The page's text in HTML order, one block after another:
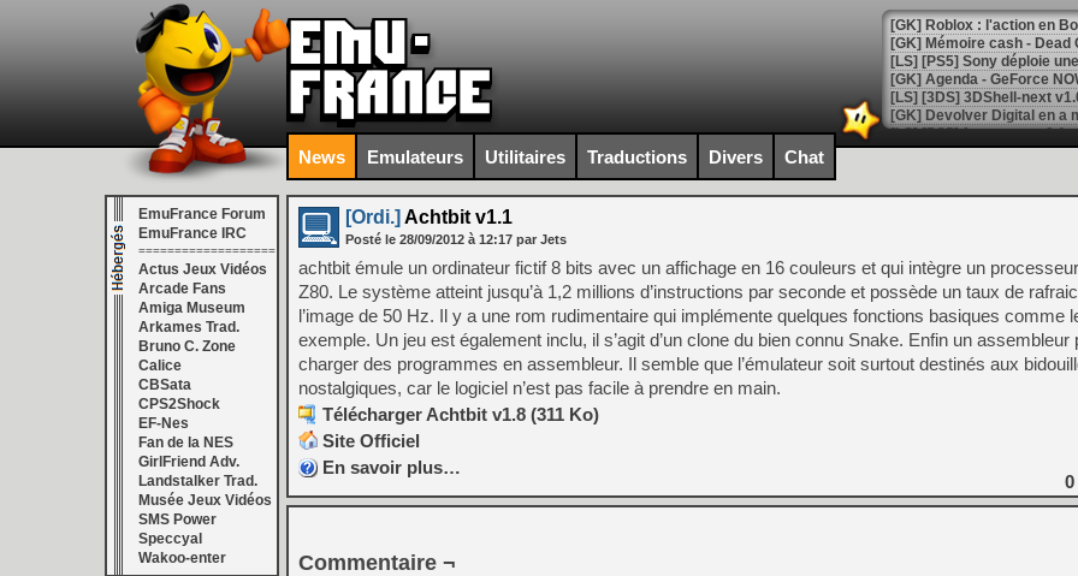
[GK] Roblox : l'action en
[GK] Agenda - GeForce
[GK] Devolver Digital en a
[LS] [PS5] ps5-y2jb-
[GK] Pourquoi Marvel
[GK] Test : Restory : Chill
[GK] GTA 6 : Rockstar
[GK] Hot Wheels Infinite
[GK] Mémoire cash -
[GK] Résultats Nintendo :
[GK] Déjà des
[Mo5] Brickboy cherche à
[GK] Minecraft et ses «
[GK] Beast of
[GK] Ubisoft : fin de partie
[GK] Mémoire cash -
[GK] Dan Houser (GTA)
[GK] Comment EA Sports
[GK] Crimson Moon : un
[GK] Isle of Reveries : le
[GK] Moonlighter 2 : The
[GK] Capcom relance
News Emulateurs Utilitaires Traductions Divers Chat
EmuFrance Forum
EmuFrance IRC
===================
Actus Jeux Vidéos
Arcade Fans
Amiga Museum
Arkames Trad.
Bruno C. Zone
Calice
CBSata
CPS2Shock
EF-Nes
Fan de la NES
GirlFriend Adv.
Landstalker Trad.
Musée Jeux Vidéos
SMS Power
Speccyal
Wakoo-enter
[Ordi.] Achtbit v1.1
Posté le 28/09/2012 à 12:17 par Jets
achtbit émule un ordinateur fictif 8 bits avec un affichage en 16 couleurs et qui intègre un
Z80. Le système atteint jusqu’à 1,2 millions d’instructions par seconde et possède un taux de
l’image de 50 Hz. Il y a une rom rudimentaire qui implémente quelques fonctions basiques comme
exemple. Un jeu est également inclu, il s’agit d’un clone du bien connu Snake. Enfin un assembleur
charger des programmes en assembleur. Il semble que l’émulateur soit surtout destinés aux
nostalgiques, car le logiciel n’est pas facile à prendre en main.
Télécharger Achtbit v1.8 (311 Ko)
Site Officiel
En savoir plus…
0
Commentaire ¬